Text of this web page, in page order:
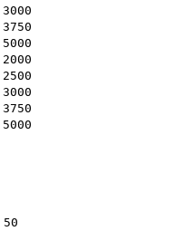
3000
3750
5000
2000
2500
3000
3750
5000
50